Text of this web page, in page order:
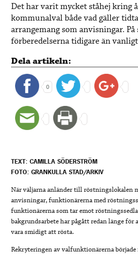
Det har varit mycket ståhej kring
kommunalval både vad gäller
arrangemang som anvisningar.
förberedelserna tidigare än
Dela artikeln:
0
TEXT: CAMILLA SÖDERSTRÖM
FOTO: GRANKULLA STAD/ARKIV
När väljarna anländer till röstningslokalen
anvisningar, funktionärerna med
funktionärerna som tar emot
bakgrundsarbete har pågått redan länge för
vara smidigt att rösta.
Rekryteringen av valfunktionärerna började